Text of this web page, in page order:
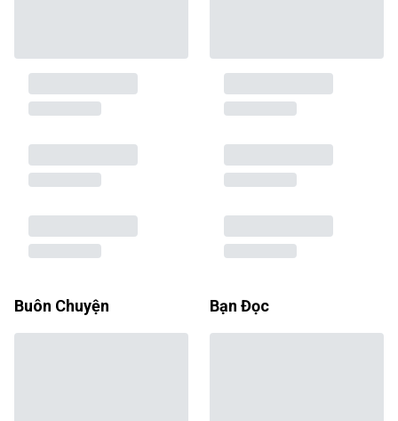
Buôn Chuyện Bạn Đọc